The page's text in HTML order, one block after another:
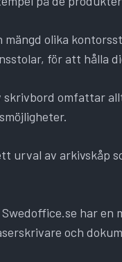
mängd olika
för att hålla
skrivbord omfattar
urval av arkivskåp
Swedoffice.se har en
och